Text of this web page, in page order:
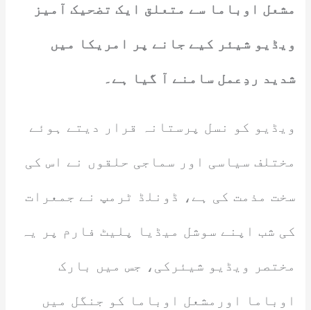
مشعل اوباما سے متعلق ایک تضحیک آمیز
ویڈیو شیئر کیے جانے پر امریکا میں
شدید ردِعمل سامنے آ گیا ہے۔
ویڈیو کو نسل پرستانہ قرار دیتے ہوئے
مختلف سیاسی اور سماجی حلقوں نے اس کی
سخت مذمت کی ہے، ڈونلڈ ٹرمپ نے جمعرات
کی شب اپنے سوشل میڈیا پلیٹ فارم پر یہ
مختصر ویڈیو شیئرکی، جس میں بارک
اوباما اورمشعل اوباما کو جنگل میں